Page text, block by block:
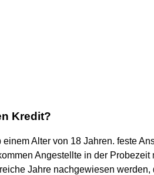
Kredit?
Alter von 18 Jahren. feste
Angestellte in der Probezeit
Jahre nachgewiesen